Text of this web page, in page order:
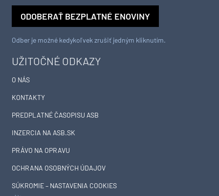
UŽITOČNÉ ODKAZY
O NÁS
KONTAKTY
PREDPLATNÉ ČASOPISU ASB
INZERCIA NA ASB.SK
PRÁVO NA OPRAVU
OCHRANA OSOBNÝCH ÚDAJOV
SÚKROMIE – NASTAVENIA COOKIES
ODOBERAŤ BEZPLATNÉ ENOVINY
Odber je možné kedykoľvek zrušiť jedným kliknutím.